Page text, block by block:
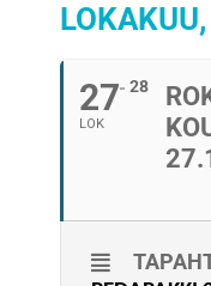
27
LOK
28